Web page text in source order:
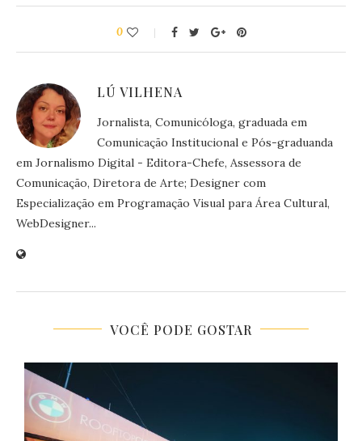
0
LÚ VILHENA
Jornalista, Comunicóloga, graduada em
Comunicação Institucional e Pós-graduanda
em Jornalismo Digital - Editora-Chefe, Assessora de
Comunicação, Diretora de Arte; Designer com
Especialização em Programação Visual para Área Cultural,
WebDesigner...
VOCÊ PODE GOSTAR